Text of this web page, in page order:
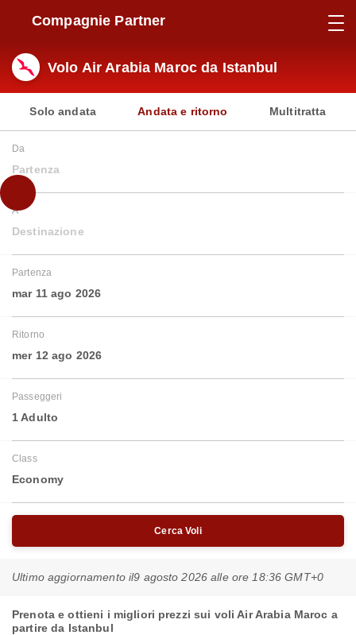
Compagnie Partner
Volo Air Arabia Maroc da Istanbul
Solo andata Andata e ritorno Multitratta
Da
Partenza
A
Destinazione
Partenza
mar 11 ago 2026
Ritorno
mer 12 ago 2026
Passeggeri
1 Adulto
Class
Economy
Cerca Voli
Ultimo aggiornamento il9 agosto 2026 alle ore 18:36 GMT+0
Prenota e ottieni i migliori prezzi sui voli Air Arabia Maroc a
partire da Istanbul